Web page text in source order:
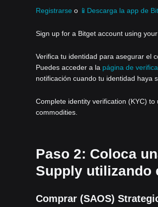
Registrarse o 📱Descarga la app de
Sign up for a Bitget account using
Verifica tu identidad para asegurar el
Puedes acceder a la página de
notificación cuando tu identidad haya
Complete identity verification (KYC)
commodities.
Paso 2: Coloca
Supply utilizando
Comprar (SAOS)